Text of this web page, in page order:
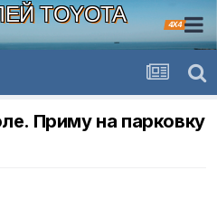
TOYOTA
4X4
Приму на парковку